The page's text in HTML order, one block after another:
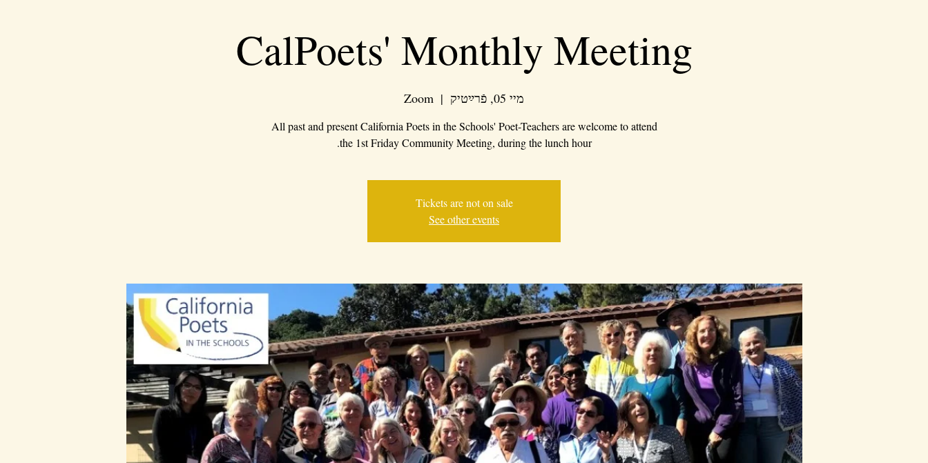
CalPoets' Monthly Meeting
מיי 05, פֿרײַטיק
  |
Zoom
All past and present California Poets in the Schools' Poet-Teachers are welcome to attend
the 1st Friday Community Meeting, during the lunch hour.
Tickets are not on sale
See other events